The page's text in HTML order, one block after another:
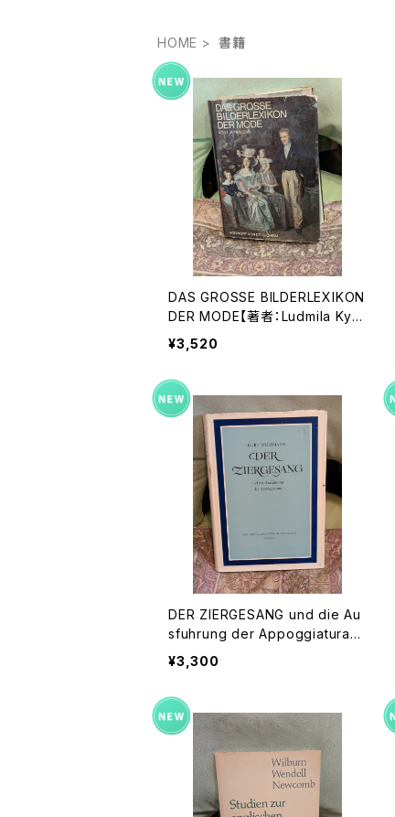
HOME 書籍
DAS GROSSE BILDERLEXIKON
DER MODE【著者：Ludmila Kyb
alová, Olga Herbenová, Mile
na Lamarová】出版社：ARTIAVE
¥3,520
DER ZIERGESANG und die Au
sfuhrung der Appoggiatura
【著者：Kurt Wichmann】出版社：
Veb Deutscher Verlag Fur Mu
¥3,300